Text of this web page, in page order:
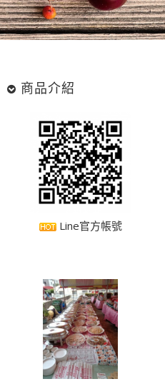
商品介紹
Line官方帳號